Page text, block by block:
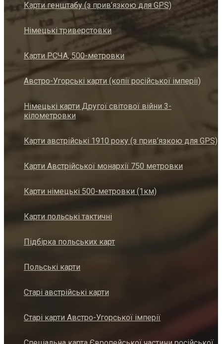
Карти генштабу (з прив’язкою для GPS)
Німецькі триверстовки
Карти РСЧА, 500-метровки
Австро-Угорські карти (копії російської імперії)
Німецькі карти Другої світової війни 3-
кілометровки
Карти австрійські 1910 року (з прив’язкою для GPS)
Карти Австрійської монархії 750 метровки
Карти німецькі 500-метровки (1км)
Карти польські тактичні
Підбірка польських карт
Польські карти
Старі австрійські карти
Старі карти Австро-Угорської імперії